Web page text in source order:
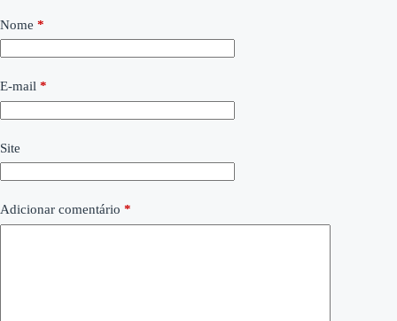
Nome *
E-mail *
Site
Adicionar comentário *